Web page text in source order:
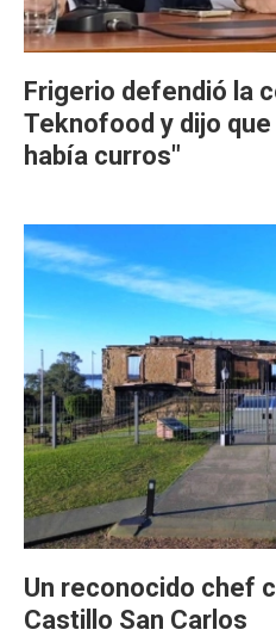
Frigerio defendió la
Teknofood y dijo
había curros"
Un reconocido chef
Castillo San Carlos